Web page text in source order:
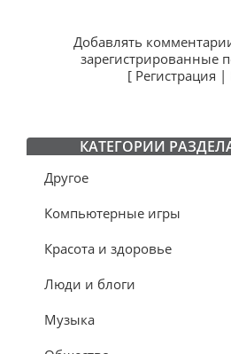
Добавлять
зарегистрированные
[ Регистрация |
КАТЕГОРИИ
Другое
Компьютерные игры
Красота и здоровье
Люди и блоги
Музыка